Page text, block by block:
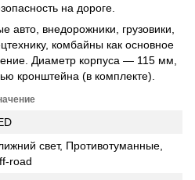
на дороге.
авто, внедорожники, грузовики,
комбайны как основное
Диаметр корпуса — 115 мм,
кронштейна (в комплекте).
свет, Противотуманные,
road